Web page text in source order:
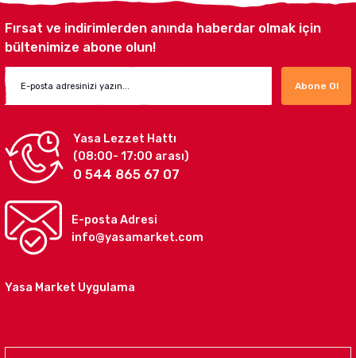
Fırsat ve indirimlerden anında haberdar olmak için
bültenimize abone olun!
Abone Ol
Yasa Lezzet Hattı
(08:00- 17:00 arası)
0 544 865 67 07
E-posta Adresi
info@yasamarket.com
Yasa Market Uygulama